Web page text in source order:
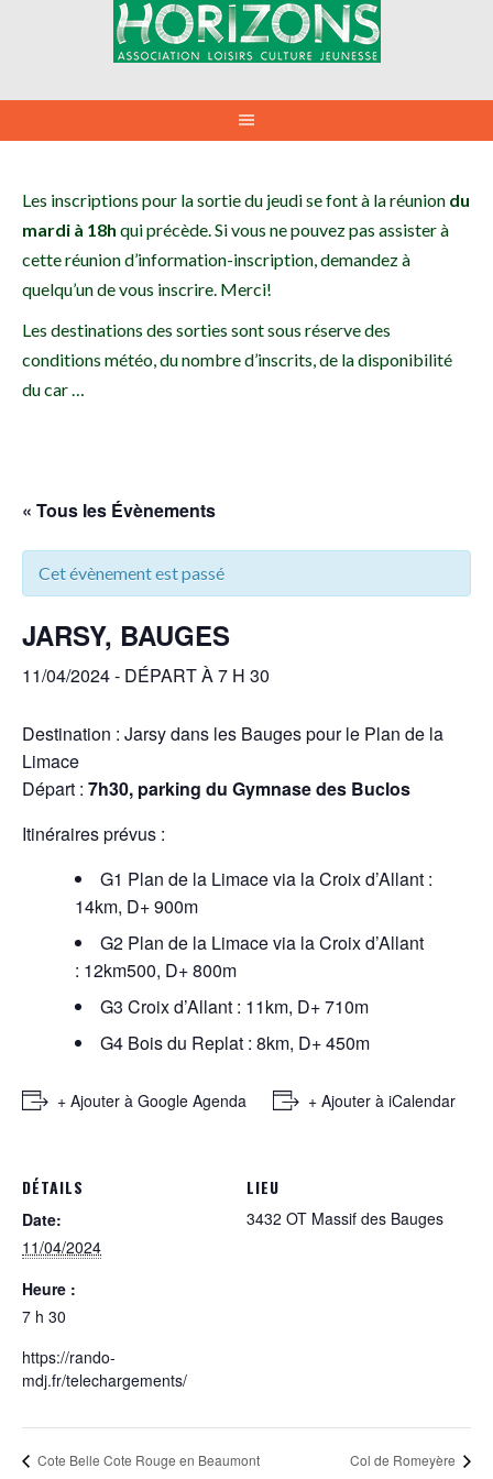
Les inscriptions pour la sortie du jeudi se font à la réunion du
mardi à 18h qui précède. Si vous ne pouvez pas assister à
cette réunion d’information-inscription, demandez à
quelqu’un de vous inscrire. Merci!
Les destinations des sorties sont sous réserve des
conditions météo, du nombre d’inscrits, de la disponibilité
du car …
« Tous les Évènements
Cet évènement est passé
JARSY, BAUGES
11/04/2024 - DÉPART À 7 H 30
Destination : Jarsy dans les Bauges pour le Plan de la
Limace
Départ : 7h30, parking du Gymnase des Buclos
Itinéraires prévus :
G1 Plan de la Limace via la Croix d’Allant :
14km, D+ 900m
G2 Plan de la Limace via la Croix d’Allant
: 12km500, D+ 800m
G3 Croix d’Allant : 11km, D+ 710m
G4 Bois du Replat : 8km, D+ 450m
+ Ajouter à Google Agenda + Ajouter à iCalendar
DÉTAILS
Date:
11/04/2024
Heure :
7 h 30
https://rando-
mdj.fr/telechargements/
LIEU
3432 OT Massif des Bauges
Cote Belle Cote Rouge en Beaumont Col de Romeyère